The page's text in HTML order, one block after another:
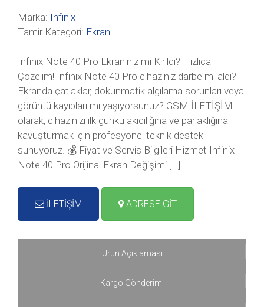
Marka: Infinix
Tamir Kategori: Ekran
Infinix Note 40 Pro Ekranınız mı Kırıldı? Hızlıca
Çözelim! Infinix Note 40 Pro cihazınız darbe mi aldı?
Ekranda çatlaklar, dokunmatik algılama sorunları veya
görüntü kayıpları mı yaşıyorsunuz? GSM İLETİŞİM
olarak, cihazınızı ilk günkü akıcılığına ve parlaklığına
kavuşturmak için profesyonel teknik destek
sunuyoruz. 💰 Fiyat ve Servis Bilgileri Hizmet Infinix
Note 40 Pro Orijinal Ekran Değişimi […]
İLETİŞİM ADRESE GİT
Ürün Açıklaması
Kargo Gönderimi